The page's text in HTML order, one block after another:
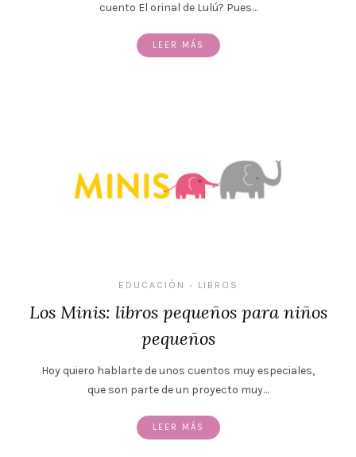
cuento El orinal de Lulú? Pues…
LEER MÁS
EDUCACIÓN • LIBROS
Los Minis: libros pequeños para niños
pequeños
Hoy quiero hablarte de unos cuentos muy especiales,
que son parte de un proyecto muy…
LEER MÁS